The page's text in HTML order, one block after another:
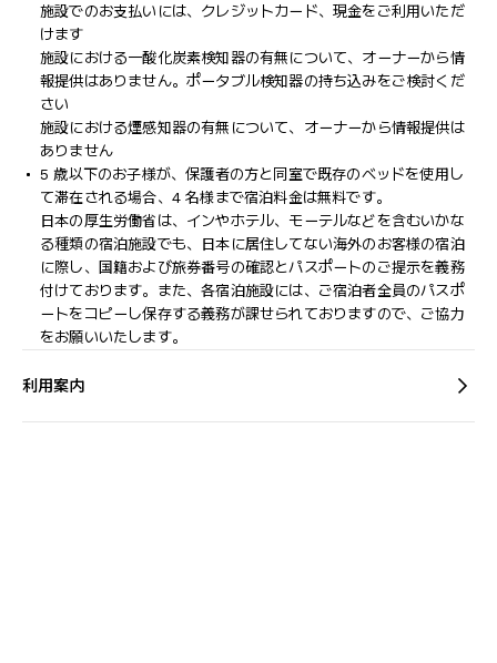
施設でのお支払いには、クレジットカード、現金をご利用いただ
けます
施設における一酸化炭素検知器の有無について、オーナーから情
報提供はありません。ポータブル検知器の持ち込みをご検討くだ
さい
施設における煙感知器の有無について、オーナーから情報提供は
ありません
5 歳以下のお子様が、保護者の方と同室で既存のベッドを使用し
て滞在される場合、4 名様まで宿泊料金は無料です。
日本の厚生労働省は、インやホテル、モーテルなどを含むいかな
る種類の宿泊施設でも、日本に​居住してない海外のお客様の宿泊
に際し、国籍および旅券番号の確認とパスポートのご提示を義務
付け​ております。また、各宿泊施設には、ご宿泊者全員のパスポ
ートをコピーし保存する義務が課せられておりますの​で、ご協力
をお願いいたします。
利用案内